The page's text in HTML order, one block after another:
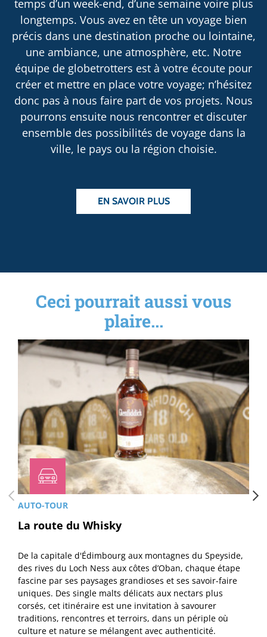
temps d’un week-end, d’une semaine voire plus
longtemps. Vous avez en tête un voyage bien
précis dans une destination proche ou lointaine,
une ambiance, une atmosphère, etc. Notre
équipe de globetrotters est à votre écoute pour
créer et mettre en place votre voyage; n’hésitez
donc pas à nous faire part de vos projets. Nous
pourrons ensuite nous rencontrer et discuter
ensemble des possibilités de voyage dans la
ville, le pays ou la région choisie.
EN SAVOIR PLUS
Ceci pourrait aussi vous
plaire...
AUTO-TOUR
La route du Whisky
De la capitale d'Édimbourg aux montagnes du Speyside,
des rives du Loch Ness aux côtes d’Oban, chaque étape
fascine par ses paysages grandioses et ses savoir-faire
uniques. Des single malts délicats aux nectars plus
corsés, cet itinéraire est une invitation à savourer
traditions, rencontres et terroirs, dans un périple où
culture et nature se mélangent avec authenticité.